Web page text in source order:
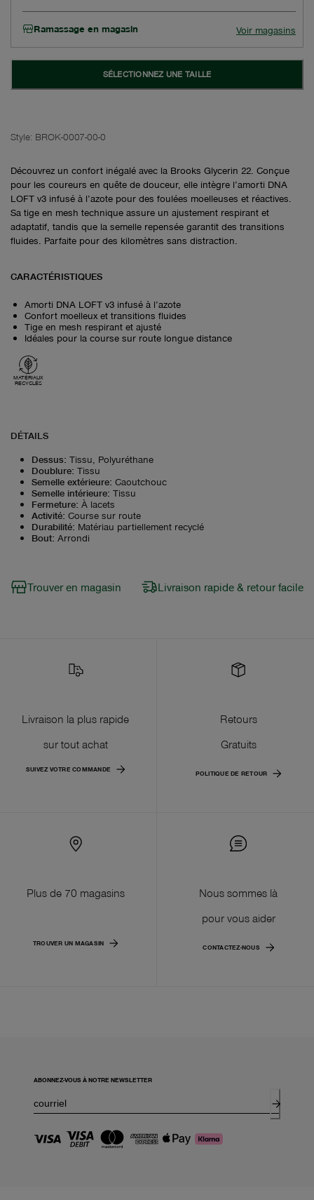
Ramassage en magasin Voir magasins
SÉLECTIONNEZ UNE TAILLE
Style: BROK-0007-00-0
Découvrez un confort inégalé avec la Brooks Glycerin 22. Conçue
pour les coureurs en quête de douceur, elle intègre l’amorti DNA
LOFT v3 infusé à l’azote pour des foulées moelleuses et réactives.
Sa tige en mesh technique assure un ajustement respirant et
adaptatif, tandis que la semelle repensée garantit des transitions
fluides. Parfaite pour des kilomètres sans distraction.
CARACTÉRISTIQUES
Amorti DNA LOFT v3 infusé à l’azote
Confort moelleux et transitions fluides
Tige en mesh respirant et ajusté
Idéales pour la course sur route longue distance
MATÉRIAUX
RECYCLÉS
DÉTAILS
Dessus: Tissu, Polyuréthane
Doublure: Tissu
Semelle extérieure: Caoutchouc
Semelle intérieure: Tissu
Fermeture: À lacets
Activité: Course sur route
Durabilité: Matériau partiellement recyclé
Bout: Arrondi
Trouver en magasin Livraison rapide & retour facile
Livraison la plus rapide
sur tout achat
SUIVEZ VOTRE COMMANDE
Retours
Gratuits
POLITIQUE DE RETOUR
Plus de 70 magasins
TROUVER UN MAGASIN
Nous sommes là
pour vous aider
CONTACTEZ-NOUS
ABONNEZ-VOUS À NOTRE NEWSLETTER